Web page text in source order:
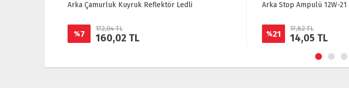
Arka Çamurluk Kuyruk Reflektör Ledli
160,02 TL
Arka Stop Ampulü 12W-21 Şaşı Tırnak
14,05 TL